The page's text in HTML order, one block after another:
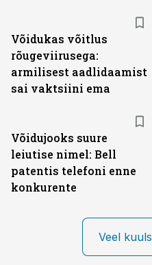
Võidukas võitlus
rõugeviirusega:
armilisest aadlidaamist
sai vaktsiini ema
Võidujooks suure
leiutise nimel: Bell
patentis telefoni enne
konkurente
Veel